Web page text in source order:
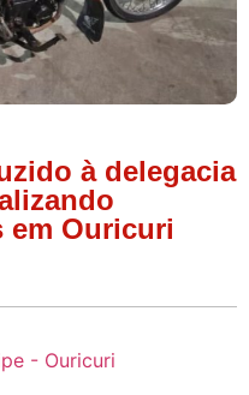
à delegacia
em Ouricuri